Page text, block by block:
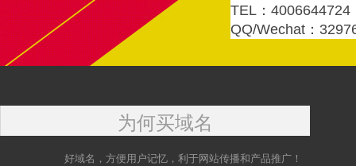
TEL：4006644724
QQ/Wechat：
为何买域名
好域名，方便用户记忆，利于网站传播和产品推广！